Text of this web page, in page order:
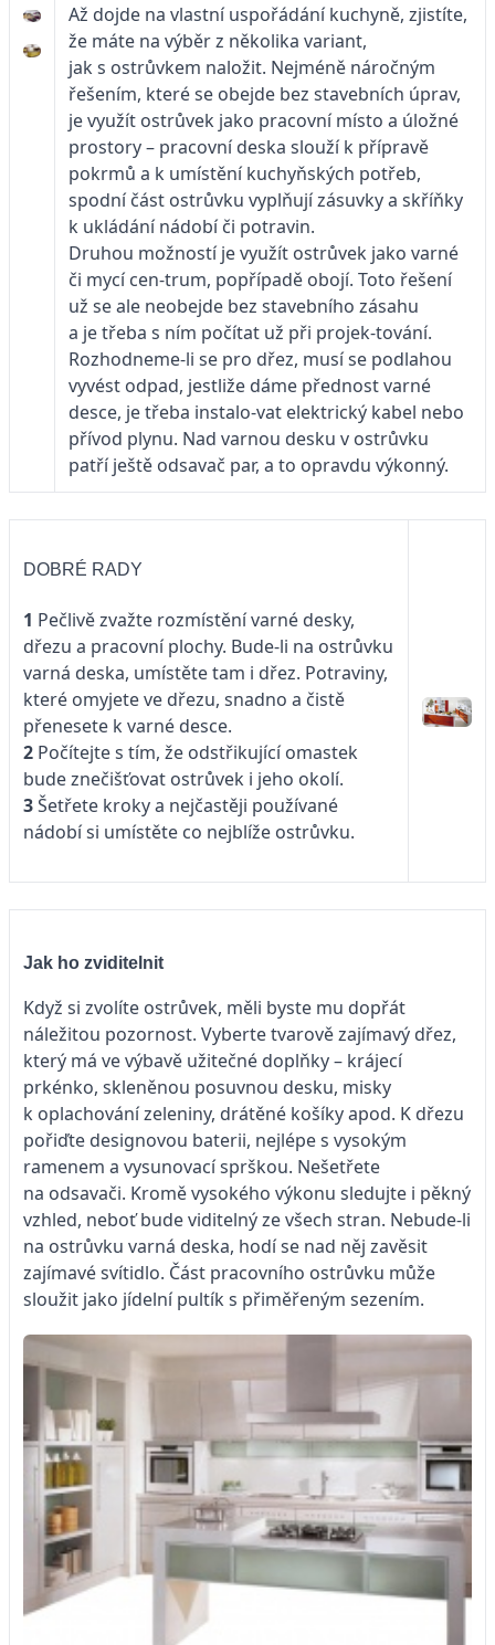
Až dojde na vlastní uspořádání kuchyně, zjistíte,
že máte na výběr z několika variant,
jak s ostrůvkem naložit. Nejméně náročným
řešením, které se obejde bez stavebních úprav,
je využít ostrůvek jako pracovní místo a úložné
prostory – pracovní deska slouží k přípravě
pokrmů a k umístění kuchyňských potřeb,
spodní část ostrůvku vyplňují zásuvky a skříňky
k ukládání nádobí či potravin.
Druhou možností je využít ostrůvek jako varné
či mycí cen-trum, popřípadě obojí. Toto řešení
už se ale neobejde bez stavebního zásahu
a je třeba s ním počítat už při projek-tování.
Rozhodneme-li se pro dřez, musí se podlahou
vyvést odpad, jestliže dáme přednost varné
desce, je třeba instalo-vat elektrický kabel nebo
přívod plynu. Nad varnou desku v ostrůvku
patří ještě odsavač par, a to opravdu výkonný.
DOBRÉ RADY
1 Pečlivě zvažte rozmístění varné desky,
dřezu a pracovní plochy. Bude-li na ostrůvku
varná deska, umístěte tam i dřez. Potraviny,
které omyjete ve dřezu, snadno a čistě
přenesete k varné desce.
2 Počítejte s tím, že odstřikující omastek
bude znečišťovat ostrůvek i jeho okolí.
3Šetřete kroky a nejčastěji používané
nádobí si umístěte co nejblíže ostrůvku.
Jak ho zviditelnit
Když si zvolíte ostrůvek, měli byste mu dopřát
náležitou pozornost. Vyberte tvarově zajímavý dřez,
který má ve výbavě užitečné doplňky – krájecí
prkénko, skleněnou posuvnou desku, misky
k oplachování zeleniny, drátěné košíky apod. K dřezu
pořiďte designovou baterii, nejlépe s vysokým
ramenem a vysunovací sprškou. Nešetřete
na odsavači. Kromě vysokého výkonu sledujte i pěkný
vzhled, neboť bude viditelný ze všech stran. Nebude-li
na ostrůvku varná deska, hodí se nad něj zavěsit
zajímavé svítidlo. Část pracovního ostrůvku může
sloužit jako jídelní pultík s přiměřeným sezením.